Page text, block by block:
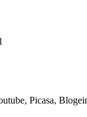
Picasa,